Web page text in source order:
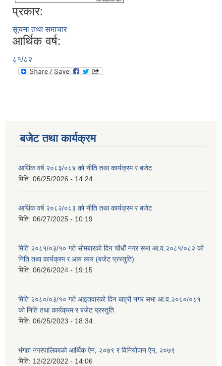
प्रकार:
सूचना तथा समाचार
आर्थिक वर्ष:
८१/८२
बजेट तथा कार्यक्रम
आर्थिक वर्ष २०८३/०८४ को नीति तथा कार्यक्रम र बजेट
मिति: 06/25/2026 - 14:24
आर्थिक वर्ष २०८२/०८३ को नीति तथा कार्यक्रम र बजेट
मिति: 06/27/2025 - 10:19
मिति २०८१/०३/१० गते सोमबारको दिन चौधौं नगर सभा आ.व.२०८१/०८२ को
निति तथा कार्यक्रम र आय व्यय (बजेट प्रस्तुति)
मिति: 06/26/2024 - 19:15
मिति २०८०/०३/१० गते आइतवारको दिन बाह्रौ नगर सभा आ.व.२०८०/०८१
को निति तथा कार्यक्रम र बजेट प्रस्तुति
मिति: 06/25/2023 - 18:34
भंगहा नगरपालिकाको आर्थिक ऐन, २०७९ र विनियोजन ऐन, २०७९
मिति: 12/22/2022 - 14:06